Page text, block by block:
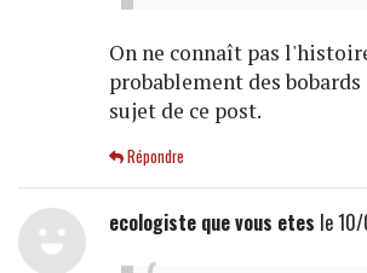
On ne connaît pas
probablement des bobards
sujet de ce post.
Répondre
ecologiste que vous etes le